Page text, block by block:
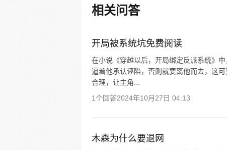
相关问答
开局被系统坑免费阅读
在小说《穿越以后，开局绑定反派系统》
逼着他承认诬陷，否则就要离他而去，这
合理，让主角...
1个回答2024年10月27日 04:13
木森为什么要退网